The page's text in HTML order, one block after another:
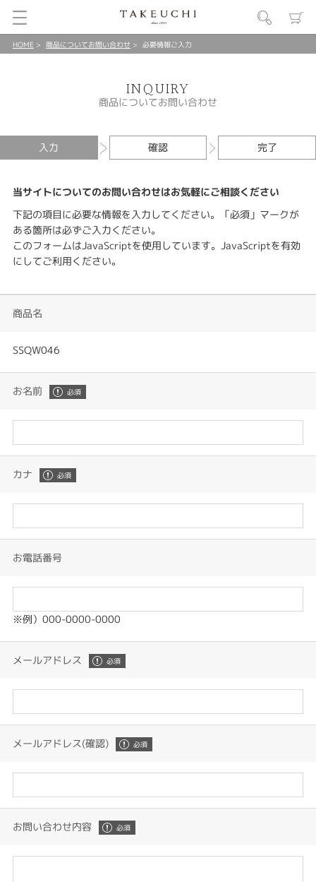
HOME 商品についてお問い合わせ 必要情報ご入力
INQUIRY
商品についてお問い合わせ
入力 確認 完了
当サイトについてのお問い合わせはお気軽にご相談ください
下記の項目に必要な情報を入力してください。「必須」マークが
ある箇所は必ずご入力ください。
このフォームはJavaScriptを使用しています。JavaScriptを有効
にしてご利用ください。
商品名
SSQW046
お名前
カナ
お電話番号
※例）000-0000-0000
メールアドレス
メールアドレス(確認)
お問い合わせ内容